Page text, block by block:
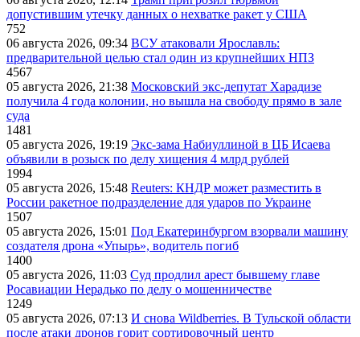
допустившим утечку данных о нехватке ракет у США
752
06 августа 2026, 09:34 ВСУ атаковали Ярославль:
предварительной целью стал один из крупнейших НПЗ
4567
05 августа 2026, 21:38 Московский экс-депутат Харадизе
получила 4 года колонии, но вышла на свободу прямо в зале
суда
1481
05 августа 2026, 19:19 Экс-зама Набиуллиной в ЦБ Исаева
объявили в розыск по делу хищения 4 млрд рублей
1994
05 августа 2026, 15:48 Reuters: КНДР может разместить в
России ракетное подразделение для ударов по Украине
1507
05 августа 2026, 15:01 Под Екатеринбургом взорвали машину
создателя дрона «Упырь», водитель погиб
1400
05 августа 2026, 11:03 Суд продлил арест бывшему главе
Росавиации Нерадько по делу о мошенничестве
1249
05 августа 2026, 07:13 И снова Wildberries. В Тульской области
после атаки дронов горит сортировочный центр